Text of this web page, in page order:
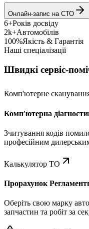
Онлайн-запис на СТО
6+Років досвіду
2k+Автомобілів
100%Якість & Гарантія
Наші спеціалізації
Швидкі сервіс-
Комп'ютерне
Комп'ютерна
Зчитування кодів
професійним
Калькулятор ТО
Прорахунок
Оберіть свою марку
запчастин та робіт за